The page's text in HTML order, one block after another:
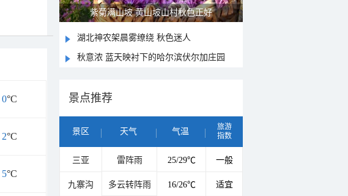
0°C
2°C
5°C
紫菊满山坡 黄山坡山村秋色正好
湖北神农架晨雾缭绕 秋色迷人
秋意浓 蓝天映衬下的哈尔滨伏尔加庄园
景点推荐
景区 天气 气温
旅游
指数
三亚 雷阵雨 25/29℃ 一般
九寨沟 多云转阵雨 16/26℃ 适宜